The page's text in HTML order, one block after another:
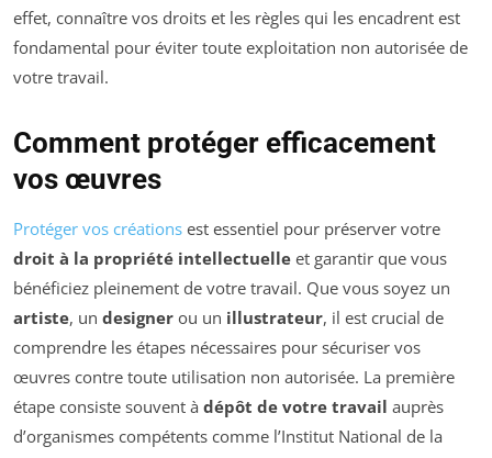
effet, connaître vos droits et les règles qui les encadrent est
fondamental pour éviter toute exploitation non autorisée de
votre travail.
Comment protéger efficacement
vos œuvres
Protéger vos créations est essentiel pour préserver votre
droit à la propriété intellectuelle et garantir que vous
bénéficiez pleinement de votre travail. Que vous soyez un
artiste, un designer ou un illustrateur, il est crucial de
comprendre les étapes nécessaires pour sécuriser vos
œuvres contre toute utilisation non autorisée. La première
étape consiste souvent à dépôt de votre travail auprès
d’organismes compétents comme l’Institut National de la